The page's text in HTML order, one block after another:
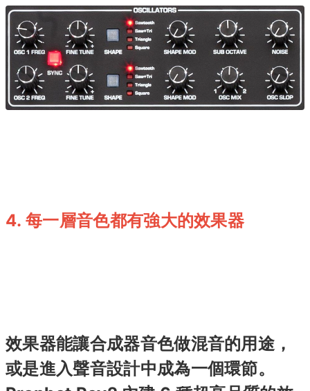
4. 每一層音色都有強大的效果器
效果器能讓合成器音色做混音的用途，
或是進入聲音設計中成為一個環節。